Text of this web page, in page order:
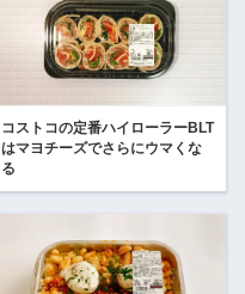
コストコの定番ハイローラーBLT
はマヨチーズでさらにウマくな
る